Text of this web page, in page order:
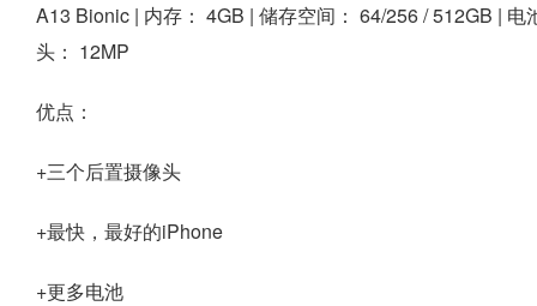
A13 Bionic | 内存： 4GB | 储存空间： 64/256 / 512GB | 电
头： 12MP
优点：
+三个后置摄像头
+最快，最好的iPhone
+更多电池